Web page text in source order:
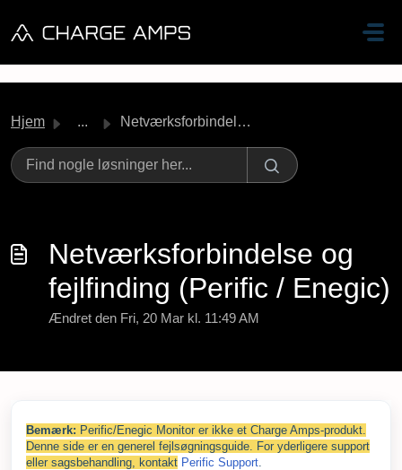
Hjem ... Netværksforbindelse og fejlfinding (Perific / Enegic)
Netværksforbindelse og
fejlfinding (Perific / Enegic)
Ændret den Fri, 20 Mar kl. 11:49 AM
Bemærk: Perific/Enegic Monitor er ikke et Charge Amps-produkt.
Denne side er en generel fejlsøgningsguide. For yderligere support
eller sagsbehandling, kontakt Perific Support.